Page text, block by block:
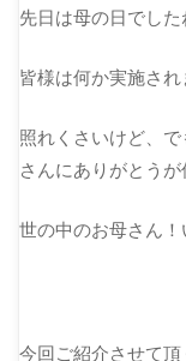
先日は母の日でした
皆様は何か実施され
照れくさいけど、
さんにありがとうが
世の中のお母さん
今回ご紹介させて